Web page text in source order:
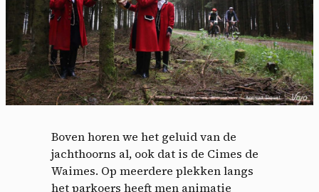
Boven horen we het geluid van de
jachthoorns al, ook dat is de Cimes de
Waimes. Op meerdere plekken langs
het parkoers heeft men animatie